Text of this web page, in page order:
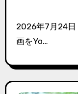
2026年7月24日 神石高原町での活動のショート動
画をYo…